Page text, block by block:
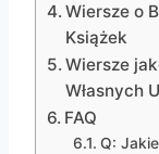
Wiersze o
Książek
Wiersze
Własnych
FAQ
Q: